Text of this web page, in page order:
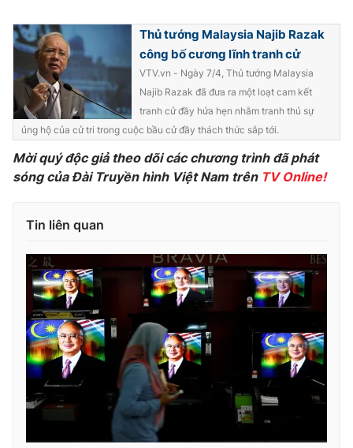
Tư vấn
Chuyên mục khác
Emagazine Podcast
Photo Infographic
Video Shorts video
VTV Sức khoẻ Bất động sản
Thị trường 24h Tấm lòng Việt
VTV4 Vươn mình bằng AI
VTV9 VTV8
Liên hệ tòa soạn English
Thủ tướng Malaysia Najib Razak
công bố cương lĩnh tranh cử
VTV.vn - Ngày 7/4, Thủ tướng Malaysia
Najib Razak đã đưa ra một loạt cam kết
tranh cử đầy hứa hẹn nhằm tranh thủ sự
ủng hộ của cử tri trong cuộc bầu cử đầy thách thức sắp tới.
Mời quý độc giả theo dõi các chương trình đã phát
sóng của Đài Truyền hình Việt Nam trên TV Online!
Tin liên quan